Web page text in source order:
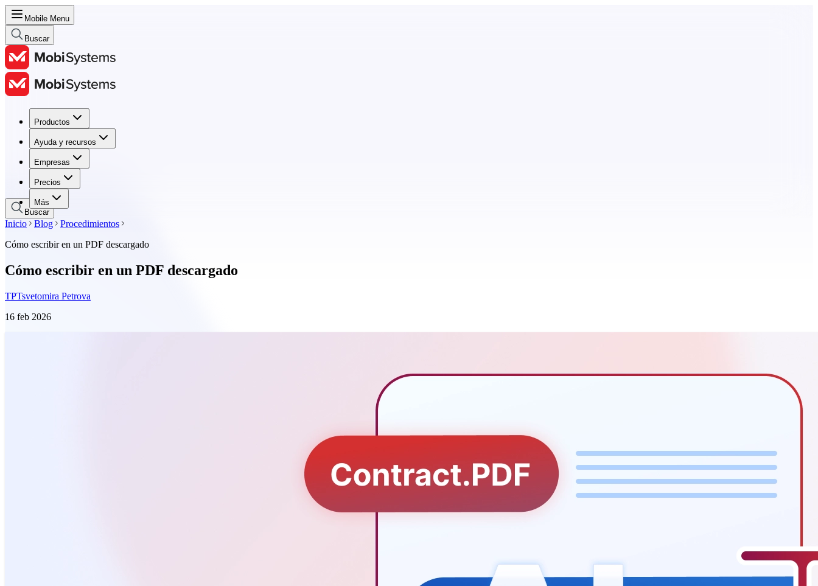
Mobile Menu
Buscar
Productos
Ayuda y recursos
Empresas
Precios
Más
Productos
Ayuda y recursos
Empresas
Precios
Buscar
Inicio Blog
Procedimientos
Cómo escribir en un PDF descargado
Cómo escribir en un PDF descargado
TPTsvetomira Petrova
16 feb 2026